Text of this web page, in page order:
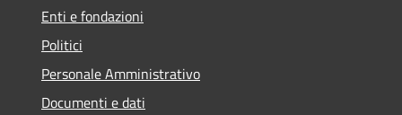
Enti e fondazioni
Politici
Personale Amministrativo
Documenti e dati